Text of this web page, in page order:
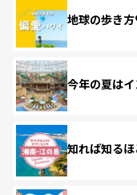
地球の歩き
今年の夏はイ
知れば知る